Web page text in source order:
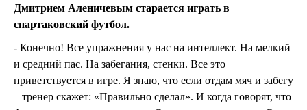
Дмитрием Аленичевым старается играть в
спартаковский футбол.
- Конечно! Все упражнения у нас на интеллект. На мелкий
и средний пас. На забегания, стенки. Все это
приветствуется в игре. Я знаю, что если отдам мяч и забегу
– тренер скажет: «Правильно сделал». И когда говорят, что